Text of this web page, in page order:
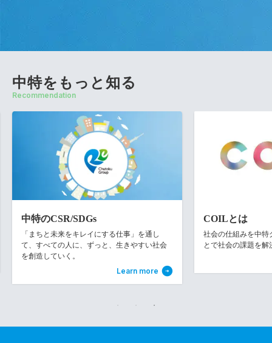
中特をもっと知る
Recommendation
中特のCSR/SDGs
「まちと未来をキレイにする仕事」を通し
て、すべての人に、ずっと、生きやすい社会
を創造していく。
Learn more
COILとは
社会の仕組みを中特
とで社会の課題を解